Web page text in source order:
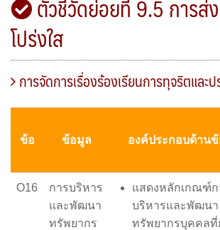
ตัวชี้วัดย่อยที่ 9.5 การส่
โปร่งใส
การจัดการเรื่องร้องเรียนการทุจริตและ
ข้อ ข้อมูล องค์ประกอบด้าน
O16
การบริหาร
และพัฒนา
ทรัพยากร
แสดงหลักเกณฑ์ก
บริหารและพัฒนา
ทรัพยากรบุคคลที่